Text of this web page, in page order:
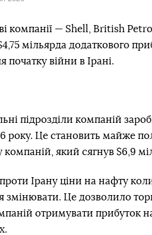
компанії — Shell, British
мільярда додаткового
початку війни в Ірані.
підрозділи компаній
року. Це становить майже
компаній, який сягнув $6,9
Ірану ціни на нафту
змінювати. Це дозволило
отримувати прибуток